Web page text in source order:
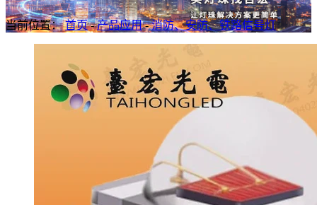
当前位置：首页-产品应用-消防、安防、铁路信号灯